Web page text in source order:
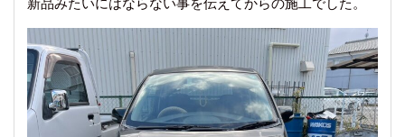
新品みたいにはならない事を伝えてからの施工でした。